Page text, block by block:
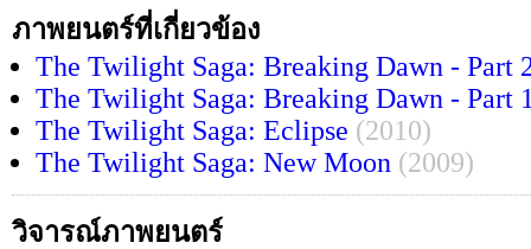
ภาพยนตร์ที่เกี่ยวข้อง
The Twilight Saga: Breaking Dawn - Part
The Twilight Saga: Breaking Dawn - Part
The Twilight Saga: Eclipse (2010)
The Twilight Saga: New Moon (2009)
วิจารณ์ภาพยนตร์